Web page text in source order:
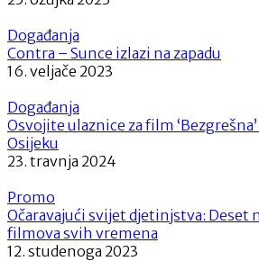
Događanja
Contra – Sunce izlazi na zapadu
16. veljače 2023
Događanja
Osvojite ulaznice za film
Osijeku
23. travnja 2024
Promo
Očaravajući svijet djetinjstva: Deset
filmova svih vremena
12. studenoga 2023